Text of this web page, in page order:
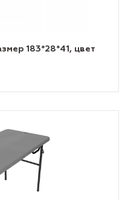
183*28*41, цвет